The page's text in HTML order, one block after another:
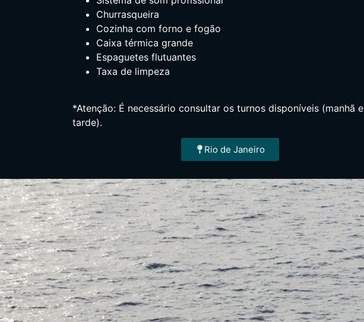
Churrasqueira
Cozinha com forno e fogão
Caixa térmica grande
Espaguetes flutuantes
Taxa de limpeza
*Atenção: É necessário consultar os turnos disponíveis (manhã e
tarde).
Rio de Janeiro